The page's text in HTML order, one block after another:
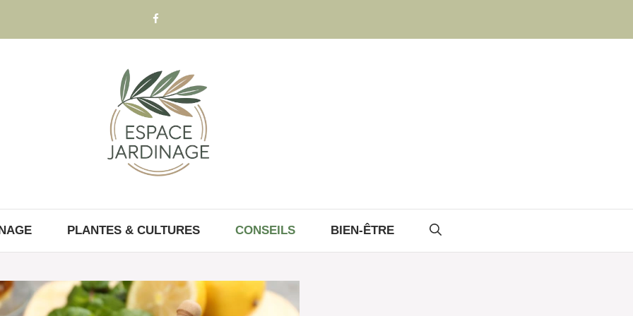
PLANTES & CULTURES CONSEILS BIEN-ÊTRE